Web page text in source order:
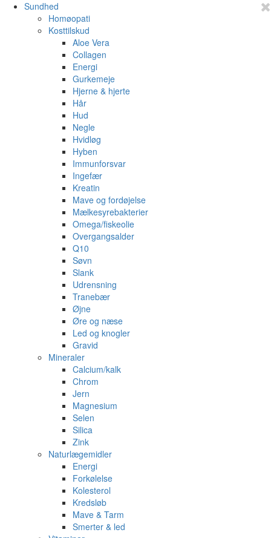
Sundhed
Homøopati
Kosttilskud
Aloe Vera
Collagen
Energi
Gurkemeje
Hjerne & hjerte
Hår
Hud
Negle
Hvidløg
Hyben
Immunforsvar
Ingefær
Kreatin
Mave og fordøjelse
Mælkesyrebakterier
Omega/fiskeolie
Overgangsalder
Q10
Søvn
Slank
Udrensning
Tranebær
Øjne
Øre og næse
Led og knogler
Gravid
Mineraler
Calcium/kalk
Chrom
Jern
Magnesium
Selen
Silica
Zink
Naturlægemidler
Energi
Forkølelse
Kolesterol
Kredsløb
Mave & Tarm
Smerter & led